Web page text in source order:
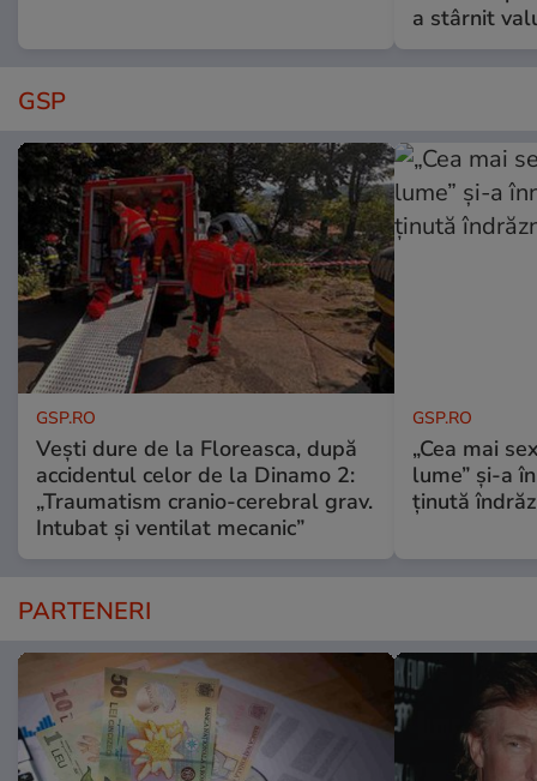
a stârnit
GSP
GSP.RO
Vești dure de la Floreasca, după
accidentul celor de la Dinamo 2:
„Traumatism cranio-cerebral grav.
Intubat și ventilat mecanic”
GSP.RO
„Cea mai
lume” și-a
ținută
PARTENERI